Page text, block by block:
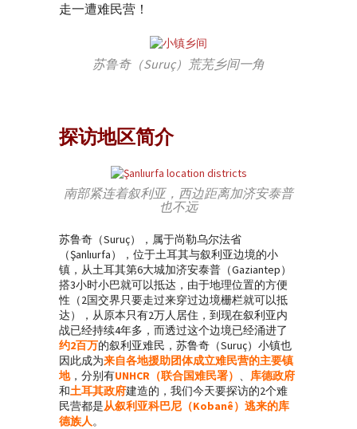
走一遭难民营！
苏鲁奇（Suruç）荒芜乡间一角
探访地区简介
南部紧连着叙利亚，西边距离加济安泰普
也不远
苏鲁奇（Suruç），属于尚勒乌尔法省
（Şanlıurfa），位于土耳其与叙利亚边境的小
镇，从土耳其第6大城加济安泰普（Gaziantep）
搭3小时小巴就可以抵达，由于地理位置的方便
性（2国交界只要走过来穿过边境栅栏就可以抵
达），从原本只有2万人居住，到现在叙利亚内
战已经持续4年多，而透过这个边境已经涌进了
约2百万的叙利亚难民，苏鲁奇（Suruç）小镇也
因此成为来自各地援助团体成立难民营的主要镇
地，分别有UNHCR（联合国难民署） 、 库德政府
和土耳其政府建造的，我们今天要探访的2个难
民营都是从叙利亚科巴尼（Kobanê）逃来的库
德族人。